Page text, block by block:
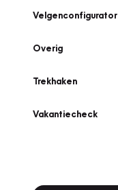
Velgenconfigurator
Overig
Trekhaken
Vakantiecheck